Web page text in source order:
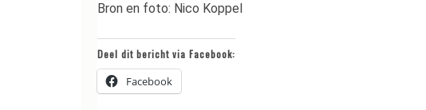
Bron en foto: Nico Koppel
Deel dit bericht via Facebook:
Facebook